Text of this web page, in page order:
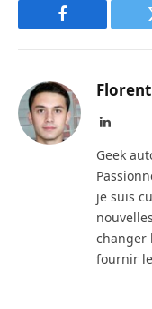
Facebook
LinkedIn
Geek
je suis
changer
fournir